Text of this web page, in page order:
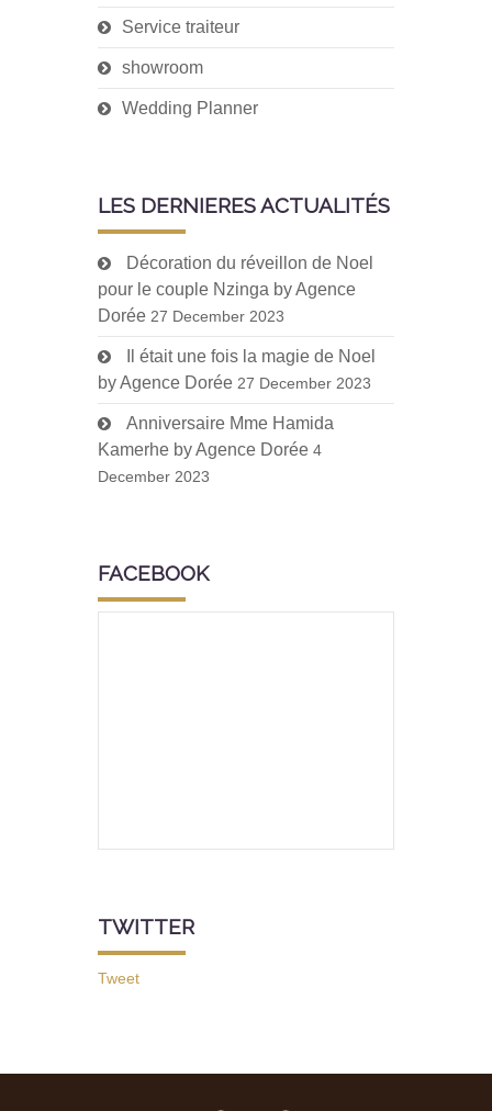
Service traiteur
showroom
Wedding Planner
LES DERNIERES ACTUALITÉS
Décoration du réveillon de Noel
pour le couple Nzinga by Agence
Dorée 27 December 2023
Il était une fois la magie de Noel
by Agence Dorée 27 December 2023
Anniversaire Mme Hamida
Kamerhe by Agence Dorée 4
December 2023
FACEBOOK
TWITTER
Tweet